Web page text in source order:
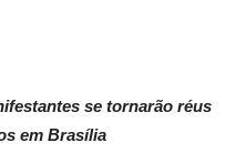
se tornarão réus
em Brasília